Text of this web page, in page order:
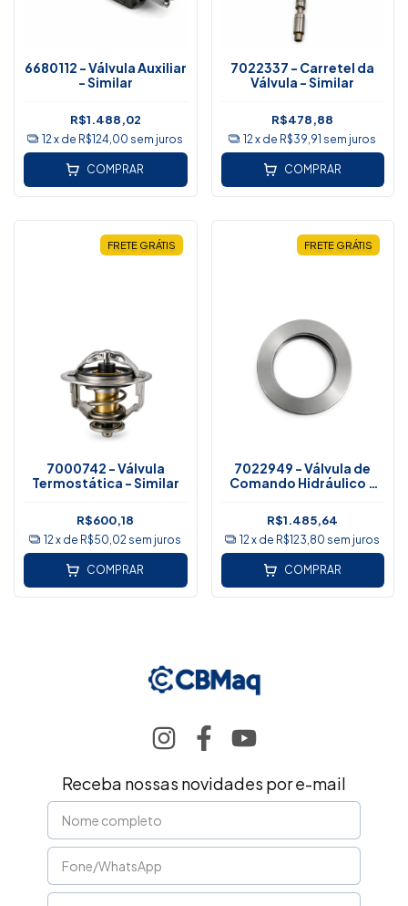
6680112 - Válvula Auxiliar
- Similar
R$1.488,02
12 x de R$124,00 sem juros
COMPRAR
7022337 - Carretel da
Válvula - Similar
R$478,88
12 x de R$39,91 sem juros
COMPRAR
FRETE GRÁTIS
7000742 - Válvula
Termostática - Similar
R$600,18
12 x de R$50,02 sem juros
COMPRAR
FRETE GRÁTIS
7022949 - Válvula de
Comando Hidráulico -
R$1.485,64
12 x de R$123,80 sem juros
COMPRAR
Receba nossas novidades por e-mail